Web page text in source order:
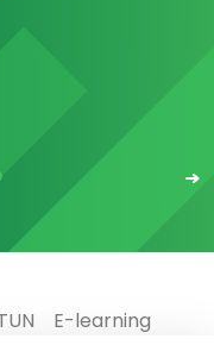
E-learning